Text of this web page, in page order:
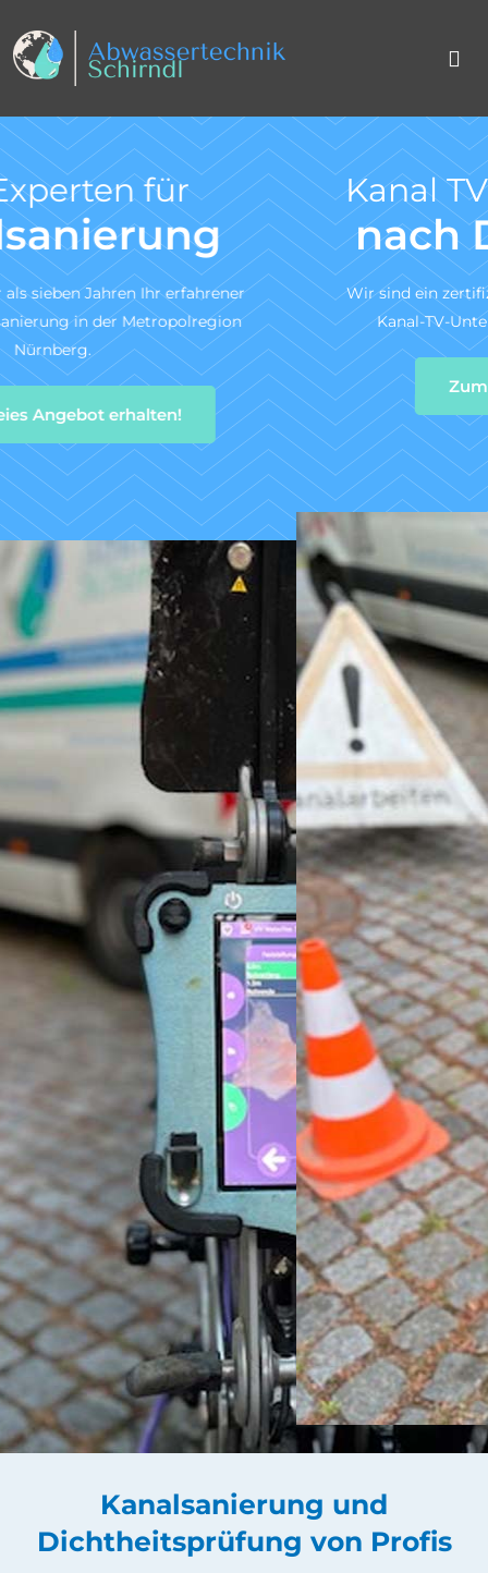
Kanal TV-Untersuchung
nach DIN 1986-30
Wir sind ein zertifiziertes Fachunternehmen für die
Kanal-TV-Untersuchung gem. DIN 1986-30.
Zum Angebotsservice
Dichtheitsprüfung von Profis